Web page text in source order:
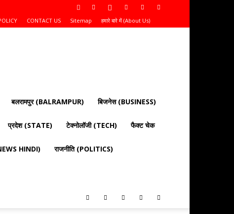
CONTACT US Sitemap हमारे बारे में (About Us)
बलरामपुर (BALRAMPUR) बिजनेस (BUSINESS)
प्रदेश (STATE) टेक्नोलॉजी (TECH) फैक्ट चेक
HINDI) राजनीति (POLITICS)